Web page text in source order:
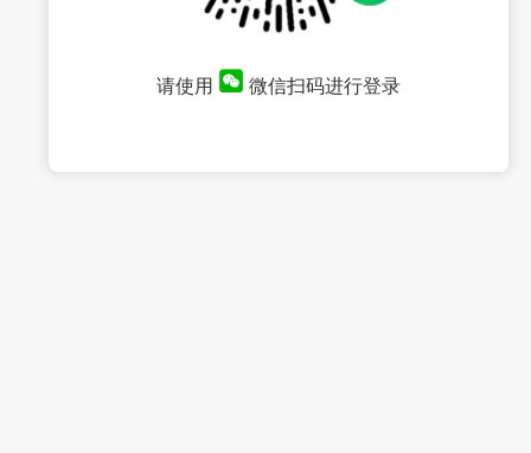
请使用 微信扫码进行登录